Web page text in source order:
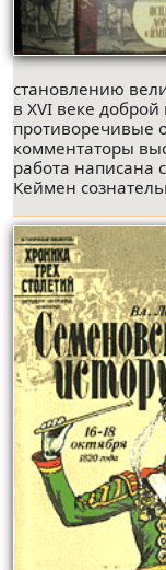
становлению
в XVI веке
противоречивые
комментаторы
работа написана
Кеймен